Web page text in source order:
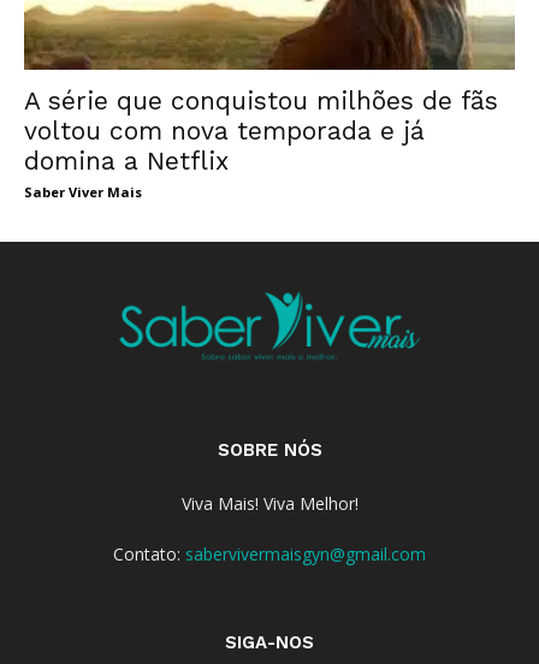
A série que conquistou milhões de fãs
voltou com nova temporada e já
domina a Netflix
Saber Viver Mais
SOBRE NÓS
Viva Mais! Viva Melhor!
Contato: sabervivermaisgyn@gmail.com
SIGA-NOS